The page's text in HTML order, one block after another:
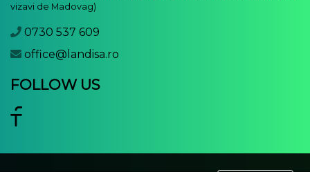
vizavi de Madovag)
0730 537 609
office@landisa.ro
FOLLOW US